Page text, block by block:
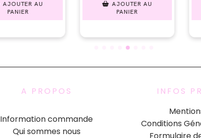
AJOUTER AU
PANIER
AJOUTER AU
PANIER
A PROPOS
Information commande
Qui sommes nous
INFOS
Conditions
Formulaire